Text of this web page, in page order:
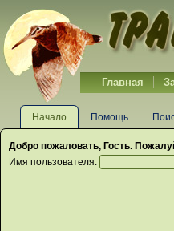
Главная
Начало Помощь
Добро пожаловать, Гость.
Имя пользователя: